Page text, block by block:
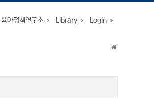
육아정책연구소 Library Login